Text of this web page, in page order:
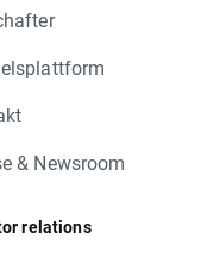
& Newsroom
relations